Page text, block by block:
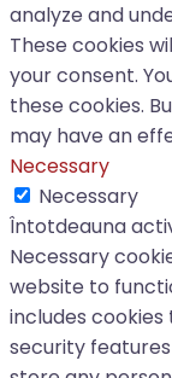
analyze and
These cookies
your consent.
these cookies.
may have an
Necessary
Necessary
Întotdeauna
Necessary
website to
includes
security